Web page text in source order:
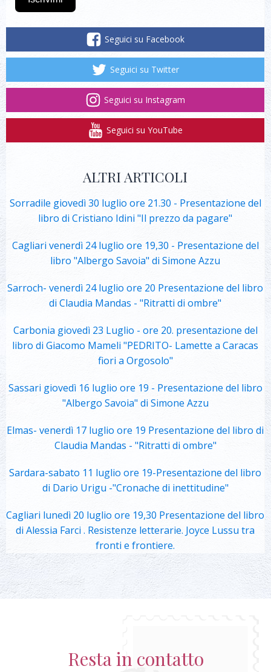
Seguici su Facebook
Seguici su Twitter
Seguici su Instagram
Seguici su YouTube
ALTRI ARTICOLI
Sorradile giovedì 30 luglio ore 21.30 - Presentazione del
libro di Cristiano Idini "Il prezzo da pagare"
Cagliari venerdì 24 luglio ore 19,30 - Presentazione del
libro "Albergo Savoia" di Simone Azzu
Sarroch- venerdì 24 luglio ore 20 Presentazione del libro
di Claudia Mandas - "Ritratti di ombre"
Carbonia giovedì 23 Luglio - ore 20. presentazione del
libro di Giacomo Mameli "PEDRITO- Lamette a Caracas
fiori a Orgosolo"
Sassari giovedì 16 luglio ore 19 - Presentazione del libro
"Albergo Savoia" di Simone Azzu
Elmas- venerdì 17 luglio ore 19 Presentazione del libro di
Claudia Mandas - "Ritratti di ombre"
Sardara-sabato 11 luglio ore 19-Presentazione del libro
di Dario Urigu -"Cronache di inettitudine"
Cagliari lunedì 20 luglio ore 19,30 Presentazione del libro
di Alessia Farci . Resistenze letterarie. Joyce Lussu tra
fronti e frontiere.
Resta in contatto